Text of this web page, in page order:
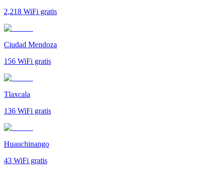
2,218 WiFi gratis
Ciudad Mendoza
156 WiFi gratis
Tlaxcala
136 WiFi gratis
Huauchinango
43 WiFi gratis